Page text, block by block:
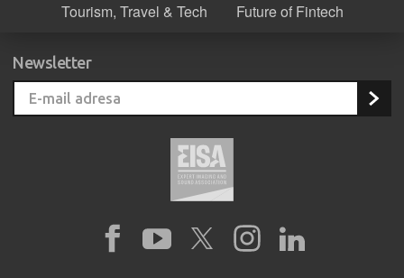
Tourism, Travel & Tech
Future of Fintech
Newsletter